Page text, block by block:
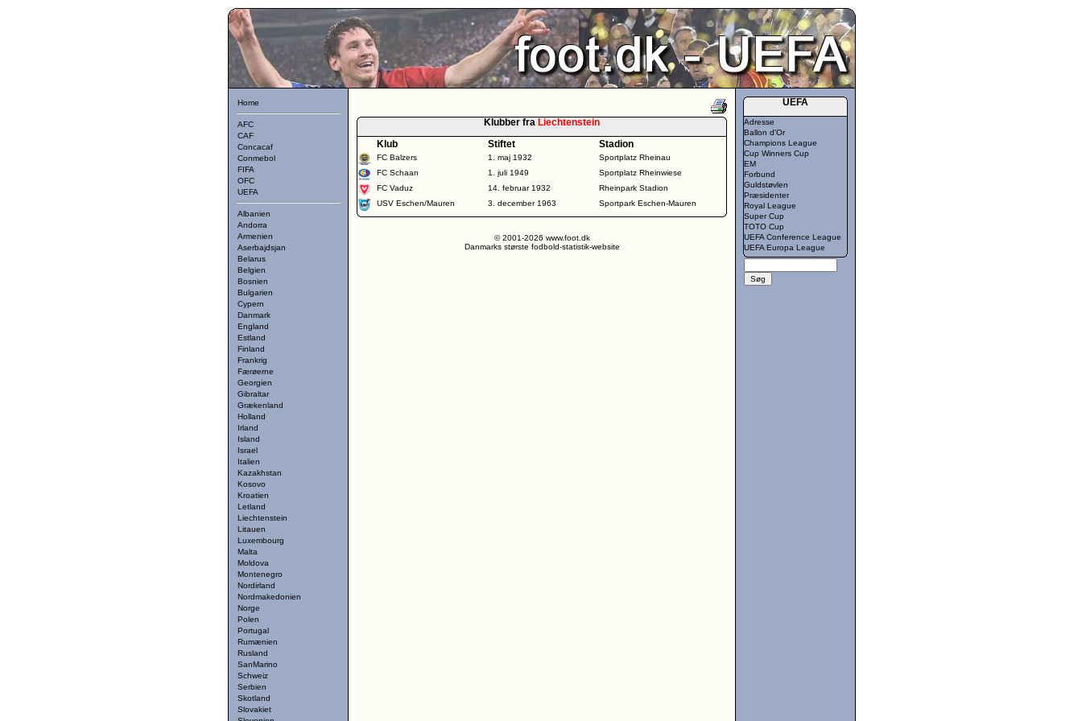
Home
AFC
CAF
Concacaf
Conmebol
FIFA
OFC
UEFA
Albanien
Andorra
Armenien
Aserbajdsjan
Belarus
Belgien
Bosnien
Bulgarien
Cypern
Danmark
England
Estland
Finland
Frankrig
Færøerne
Georgien
Gibraltar
Grækenland
Holland
Irland
Island
Israel
Italien
Kazakhstan
Kosovo
Kroatien
Letland
Liechtenstein
Litauen
Luxembourg
Malta
Moldova
Montenegro
Nordirland
Nordmakedonien
Norge
Polen
Portugal
Rumænien
Rusland
SanMarino
Schweiz
Serbien
Skotland
Slovakiet
Klubber fra Liechtenstein
Klub
Stiftet Stadion
FC Balzers 1. maj 1932
Sportplatz Rheinau
FC Schaan
1. juli 1949
Sportplatz Rheinwiese
FC Vaduz
14. februar 1932
Rheinpark Stadion
USV Eschen/Mauren
3. december 1963 Sportpark Eschen-Mauren
© 2001-2026 www.foot.dk
Danmarks største fodbold-statistik-website
UEFA
Adresse
Ballon d'Or
Champions League
Cup Winners Cup
EM
Forbund
Guldstøvlen
Præsidenter
Royal League
Super Cup
TOTO Cup
UEFA Conference League
UEFA Europa League